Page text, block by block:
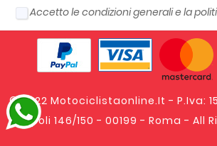
Accetto le condizioni generali e la
© 2022 Motociclistaonline.it - P.Iva:
Tripoli 146/150 - 00199 - Roma - All